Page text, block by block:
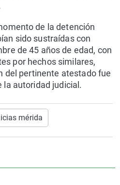
de la detención
sido sustraídas con
de 45 años de edad, con
por hechos similares,
del pertinente atestado fue
la autoridad judicial.
mérida